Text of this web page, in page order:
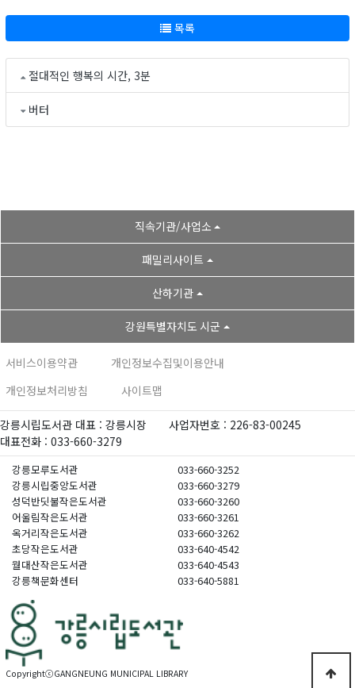
목록
절대적인 행복의 시간, 3분
버터
직속기관/사업소
패밀리사이트
산하기관
강원특별자치도 시군
서비스이용약관
개인정보수집및이용안내
개인정보처리방침
사이트맵
강릉시립도서관 대표 : 강릉시장
사업자번호 : 226-83-00245
대표전화 : 033-660-3279
강릉모루도서관
033-660-3252
강릉시립중앙도서관
033-660-3279
성덕반딧불작은도서관
033-660-3260
어울림작은도서관
033-660-3261
옥거리작은도서관
033-660-3262
초당작은도서관
033-640-4542
월대산작은도서관
033-640-4543
강릉책문화센터
033-640-5881
CopyrightⓒGANGNEUNG MUNICIPAL LIBRARY